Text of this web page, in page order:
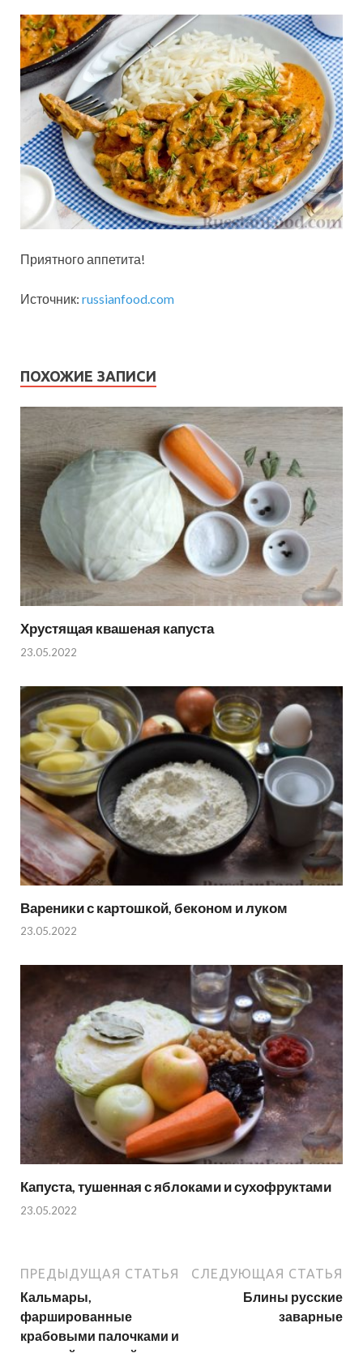
Приятного аппетита!
Источник: russianfood.com
ПОХОЖИЕ ЗАПИСИ
Хрустящая квашеная капуста
23.05.2022
Вареники с картошкой, беконом и луком
23.05.2022
Капуста, тушенная с яблоками и сухофруктами
23.05.2022
ПРЕДЫДУЩАЯ СТАТЬЯ
Кальмары,
фаршированные
крабовыми палочками и
СЛЕДУЮЩАЯ СТАТЬЯ
Блины русские
заварные